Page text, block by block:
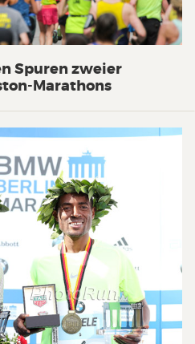
Spuren zweier
Marathons